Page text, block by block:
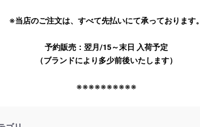
※当店のご注文は、すべて先払いにて承っております。
予約販売：翌月/15～末日 入荷予定
（ブランドにより多少前後いたします）
※※※※※※※※※※